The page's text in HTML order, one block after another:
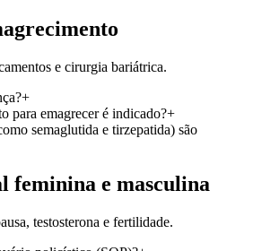
e cirurgia bariátrica.
+
para emagrecer é indicado?+
semaglutida e tirzepatida) são
feminina e masculina
testosterona e fertilidade.